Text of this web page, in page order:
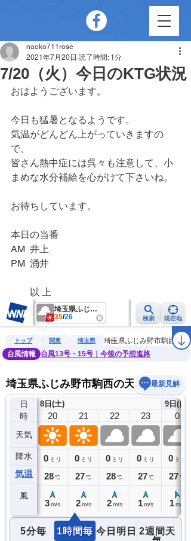
7/20（火）今日のKTG状況
naoko711rose
2021年7月20日 読了時間: 1分
おはようございます。
今日も猛暑となるようです。
気温がどんどん上がっていきますの
で、
皆さん熱中症には呉々も注意して、小
まめな水分補給を心がけて下さいね。
お待ちしています。
本日の当番
AM  井上
PM  涌井
以 上